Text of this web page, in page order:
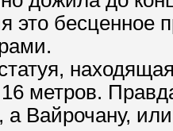
это бесценное
16 метров.
а Вайрочану,